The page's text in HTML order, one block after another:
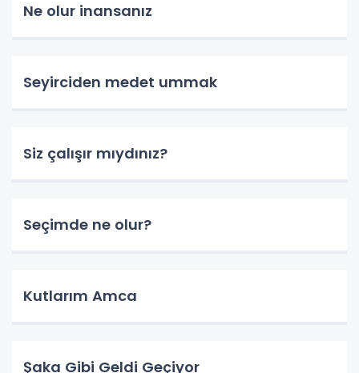
Ne olur inansanız
Seyirciden medet ummak
Siz çalışır mıydınız?
Seçimde ne olur?
Kutlarım Amca
Şaka Gibi Geldi Geçiyor